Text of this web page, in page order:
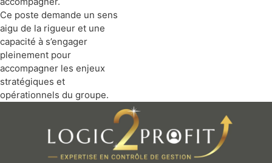
Ce poste demande un sens
aigu de la rigueur et une
capacité à s’engager
pleinement pour
accompagner les enjeux
stratégiques et
opérationnels du groupe.